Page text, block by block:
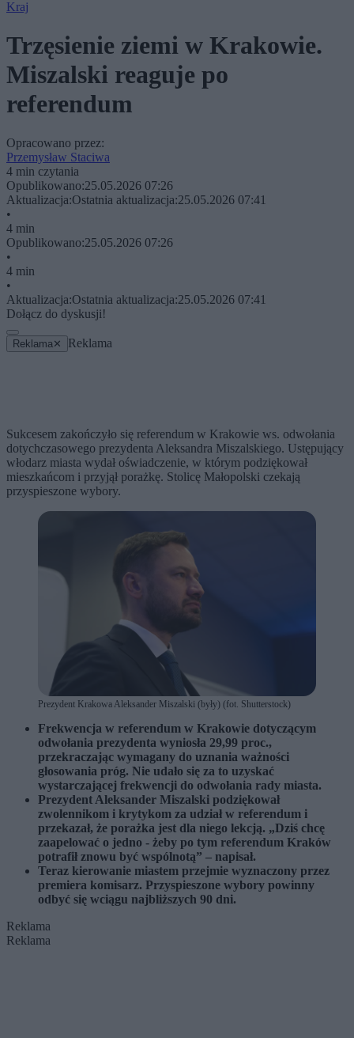
Kraj
Trzęsienie ziemi w Krakowie.
Miszalski reaguje po
referendum
Opracowano przez:
Przemysław Staciwa
4 min czytania
Opublikowano:25.05.2026 07:26
Aktualizacja:Ostatnia aktualizacja:25.05.2026 07:41
•
4 min
Opublikowano:25.05.2026 07:26
•
4 min
•
Aktualizacja:Ostatnia aktualizacja:25.05.2026 07:41
Dołącz do dyskusji!
Reklama ✕ Reklama
Sukcesem zakończyło się referendum w Krakowie ws. odwołania
dotychczasowego prezydenta Aleksandra Miszalskiego. Ustępujący
włodarz miasta wydał oświadczenie, w którym podziękował
mieszkańcom i przyjął porażkę. Stolicę Małopolski czekają
przyspieszone wybory.
Prezydent Krakowa Aleksander Miszalski (były) (fot. Shutterstock)
Frekwencja w referendum w Krakowie dotyczącym
odwołania prezydenta wyniosła 29,99 proc.,
przekraczając wymagany do uznania ważności
głosowania próg. Nie udało się za to uzyskać
wystarczającej frekwencji do odwołania rady miasta.
Prezydent Aleksander Miszalski podziękował
zwolennikom i krytykom za udział w referendum i
przekazał, że porażka jest dla niego lekcją. „Dziś chcę
zaapelować o jedno - żeby po tym referendum Kraków
potrafił znowu być wspólnotą” – napisał.
Teraz kierowanie miastem przejmie wyznaczony przez
premiera komisarz. Przyspieszone wybory powinny
odbyć się wciągu najbliższych 90 dni.
Reklama
Reklama